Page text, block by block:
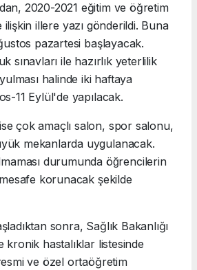
2020-2021 eğitim ve öğretim
ilişkin illere yazı gönderildi. Buna
pazartesi başlayacak.
sınavları ile hazırlık yeterlilik
halinde iki haftaya
11 Eylül'de yapılacak.
çok amaçlı salon, spor salonu,
mekanlarda uygulanacak.
durumunda öğrencilerin
korunacak şekilde
sonra, Sağlık Bakanlığı
kronik hastalıklar listesinde
ve özel ortaöğretim